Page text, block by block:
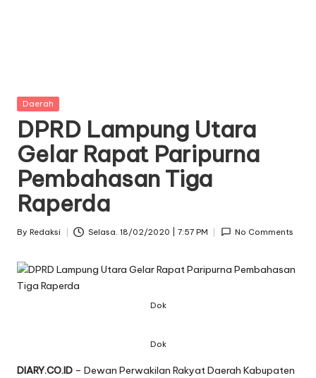
Posted
Daerah
DPRD Lampung Utara
Gelar Rapat Paripurna
Pembahasan Tiga
Raperda
Posted
By Redaksi Selasa. 18/02/2020 | 7:57 PM No Comments
Dok
Dok
DIARY.CO.ID – Dewan Perwakilan Rakyat Daerah Kabupaten